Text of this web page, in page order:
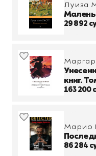
Луиза
29 892
книг.
163 200
Марио
86 284